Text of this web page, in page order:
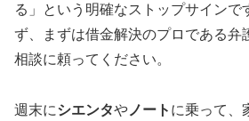
る」という明確なストップサインで
ず、まずは借金解決のプロである弁
相談に頼ってください。
週末にシエンタや ノート に乗って、